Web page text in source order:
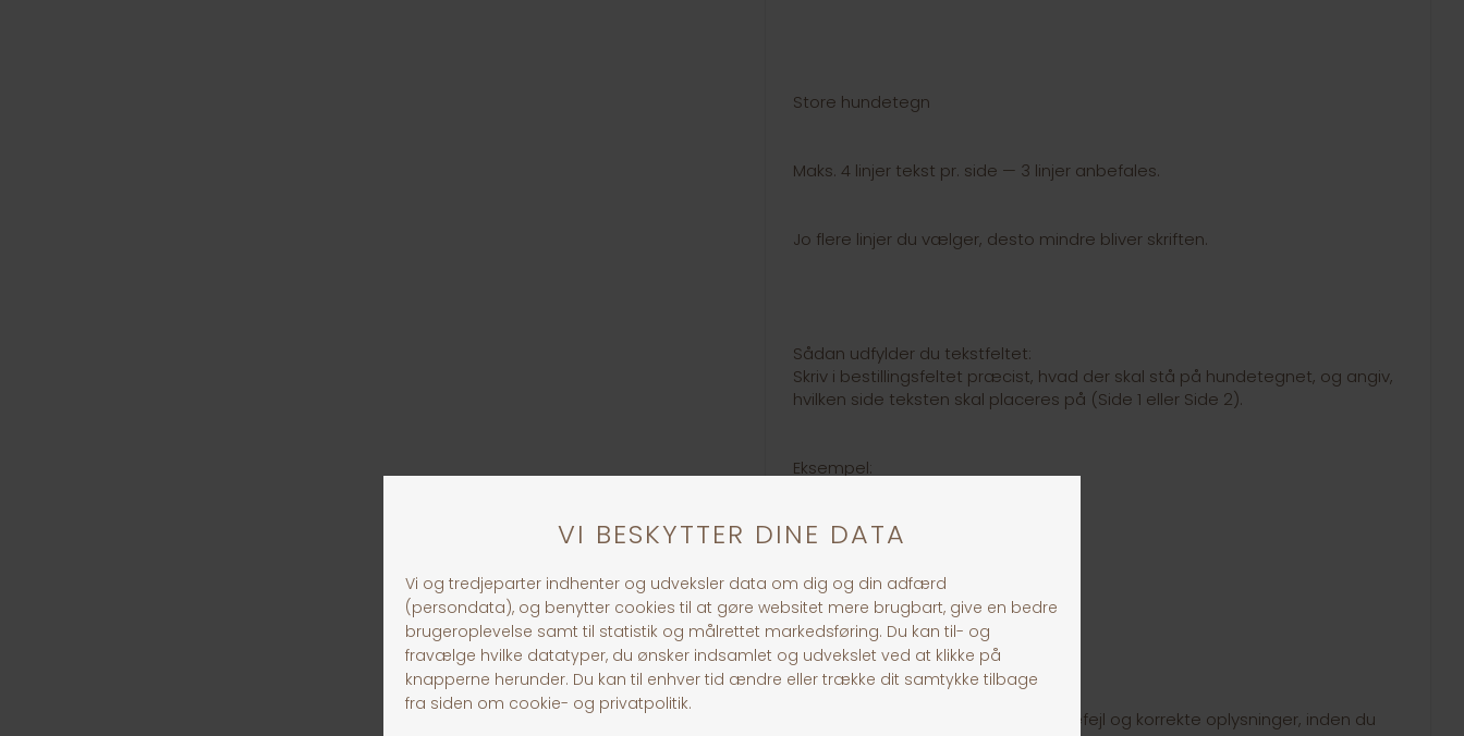
Store hundetegn
Maks. 4 linjer tekst pr. side — 3 linjer anbefales.
Jo flere linjer du vælger, desto mindre bliver skriften.
Sådan udfylder du tekstfeltet:
Skriv i bestillingsfeltet præcist, hvad der skal stå på hundetegnet, og angiv,
hvilken side teksten skal placeres på (Side 1 eller Side 2).
Eksempel:
Side 1: Bella
Side 2: Hovedgaden 123
1234 Byen
Husk: Tjek venligst din tekst for stavefejl og korrekte oplysninger, inden du